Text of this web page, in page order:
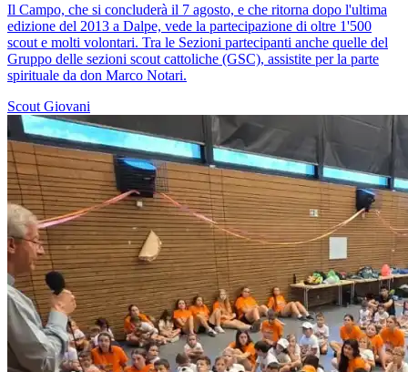
Il Campo, che si concluderà il 7 agosto, e che ritorna dopo l'ultima
edizione del 2013 a Dalpe, vede la partecipazione di oltre 1'500
scout e molti volontari. Tra le Sezioni partecipanti anche quelle del
Gruppo delle sezioni scout cattoliche (GSC), assistite per la parte
spirituale da don Marco Notari.
Scout Giovani